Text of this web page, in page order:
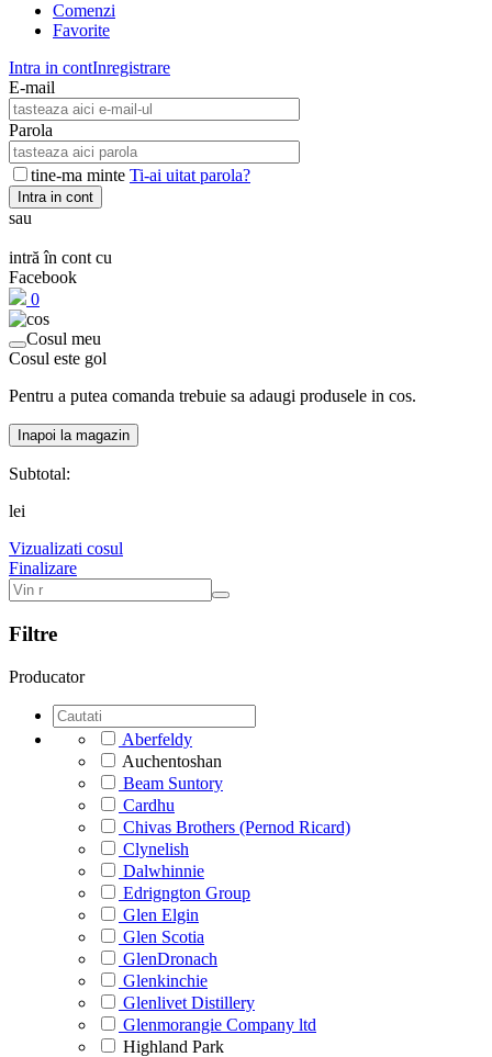
Comenzi
Favorite
Intra in contInregistrare
E-mail
Parola
tine-ma minte Ti-ai uitat parola?
Intra in cont
sau
intră în cont cu
Facebook
0
Cosul meu
Cosul este gol
Pentru a putea comanda trebuie sa adaugi produsele in cos.
Inapoi la magazin
Subtotal:
lei
Vizualizati cosul
Finalizare
Filtre
Producator
Aberfeldy
Auchentoshan
Beam Suntory
Cardhu
Chivas Brothers (Pernod Ricard)
Clynelish
Dalwhinnie
Edrigngton Group
Glen Elgin
Glen Scotia
GlenDronach
Glenkinchie
Glenlivet Distillery
Glenmorangie Company ltd
Highland Park